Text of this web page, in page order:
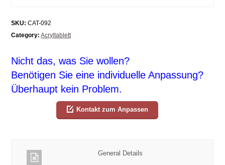
SKU: CAT-092
Category: Acryltablett
Nicht das, was Sie wollen?
Benötigen Sie eine individuelle Anpassung?
Überhaupt kein Problem.
Kontakt zum Anpassen
General Details